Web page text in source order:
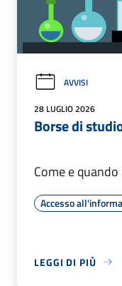
AVVISI
28 LUGLIO 2026
Borse di
Come e
Accesso
LEGGI DI PIÙ